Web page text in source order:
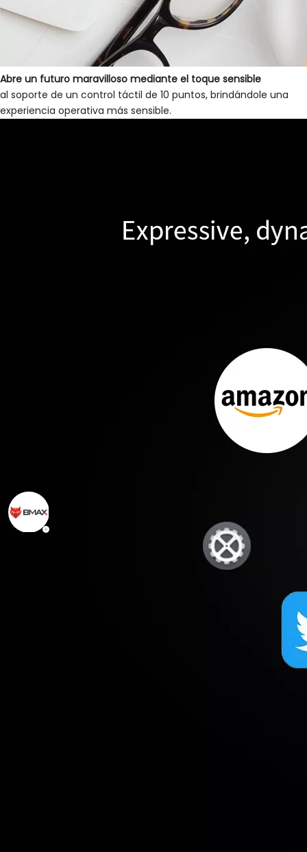
Abre un futuro maravilloso mediante el toque sensible
al soporte de un control táctil de 10 puntos, brindándole una
experiencia operativa más sensible.